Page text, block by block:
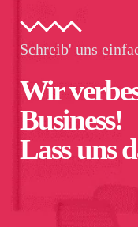
Schreib' uns
Wir
Business!
Lass uns